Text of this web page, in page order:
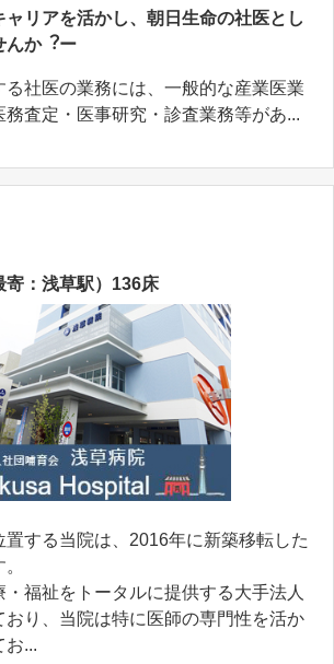
ャリアを活かし、朝⽇⽣命の社医とし
んか︖ー
る社医の業務には、⼀般的な産業医業
査定・医事研究・診査業務等があ...
寄：浅草駅）136床
する当院は、2016年に新築移転した
福祉をトータルに提供する大手法人
おり、当院は特に医師の専門性を活か
お...